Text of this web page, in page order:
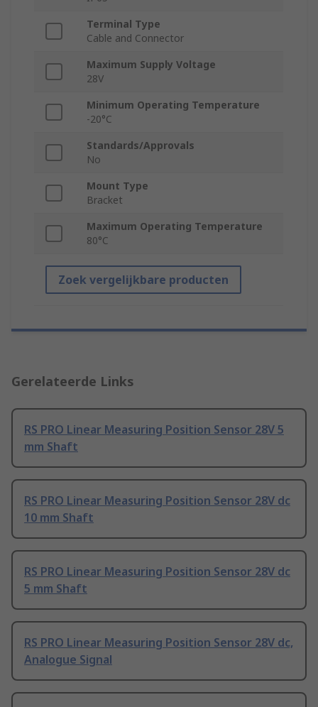
Terminal Type
Cable and Connector
Maximum Supply Voltage
28V
Minimum Operating Temperature
-20°C
Standards/Approvals
No
Mount Type
Bracket
Maximum Operating Temperature
80°C
Zoek vergelijkbare producten
Gerelateerde Links
RS PRO Linear Measuring Position Sensor 28V 5
mm Shaft
RS PRO Linear Measuring Position Sensor 28V dc
10 mm Shaft
RS PRO Linear Measuring Position Sensor 28V dc
5 mm Shaft
RS PRO Linear Measuring Position Sensor 28V dc,
Analogue Signal